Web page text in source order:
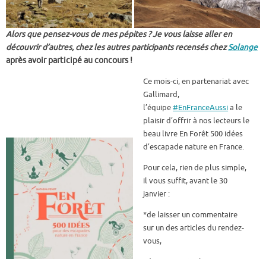
Alors que pensez-vous de mes pépites ? Je vous laisse aller en
découvrir d’autres, chez les autres participants recensés chezSolange
après avoir participé au concours !
Ce mois-ci, en partenariat avec
Gallimard,
l’équipe#EnFranceAussia le
plaisir d’offrir à nos lecteurs le
beau livre En Forêt 500 idées
d’escapade nature en France.
Pour cela, rien de plus simple,
il vous suffit, avant le 30
janvier :
*de laisser un commentaire
sur un des articles du rendez-
vous,